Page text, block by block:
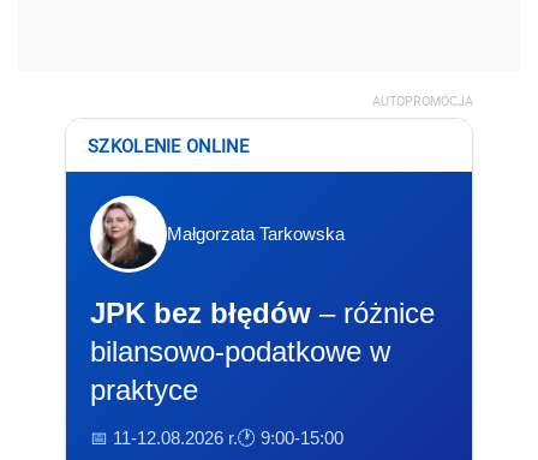
AUTOPROMOCJA
SZKOLENIE ONLINE
Małgorzata Tarkowska
JPK bez błędów – różnice
bilansowo-podatkowe w
praktyce
📅 11-12.08.2026 r.🕐 9:00-15:00